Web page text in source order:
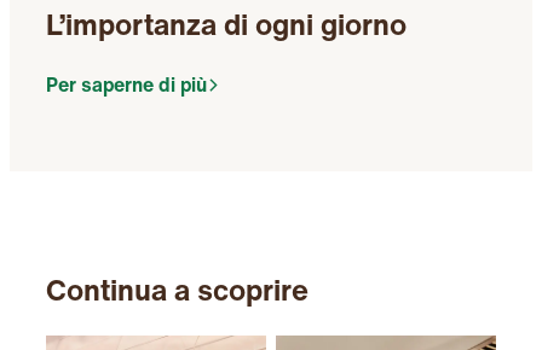
L’importanza di ogni giorno
Per saperne di più
Continua a scoprire